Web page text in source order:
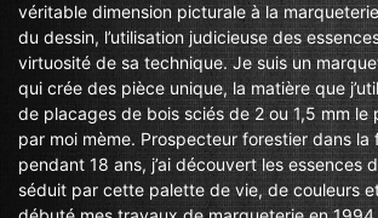
véritable dimension picturale à la
du dessin, l’utilisation judicieuse des
virtuosité de sa technique. Je suis un
qui crée des pièce unique, la matière que
de placages de bois sciés de 2 ou 1,5 mm le
par moi mème. Prospecteur forestier dans la
pendant 18 ans, j’ai découvert les essences
séduit par cette palette de vie, de couleurs